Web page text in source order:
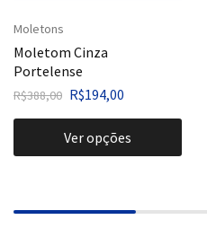
Moletons
Moletom Cinza
Portelense
R$388,00 R$194,00
Ver opções